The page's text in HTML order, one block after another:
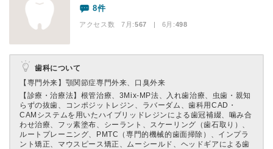
8件
アクセス数 7月:567 | 6月:498
歯科について
【専門外来】 顎関節症専門外来、口臭外来
【診療・治療法】 根管治療、3Mix-MP法、入れ歯治療、虫歯・親知
らずの抜歯、コンポジットレジン、ラバーダム、歯科用CAD・
CAMシステムを用いたハイブリッドレジンによる歯冠補綴、噛み合
わせ治療、フッ素塗布、シーラント、スケーリング（歯石取り）、
ルートプレーニング、PMTC（専門的機械的歯面掃除）、インプラ
ント矯正、マウスピース矯正、ムーシールド、ヘッドギアによる歯